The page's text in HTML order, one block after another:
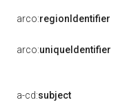
arco:regionIdentifier
arco:uniqueIdentifier
a-cd:subject